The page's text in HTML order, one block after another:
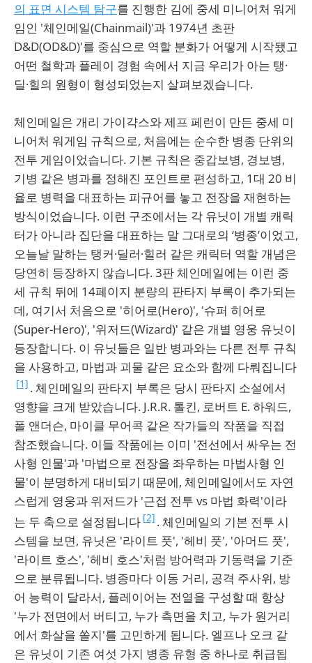
의 표면 시스템 탐구를 진행한 김에 중세 미니어처 워게
임인 '체인메일(Chainmail)'과 1974년 초판
D&D(OD&D)'를 중심으로 역할 분화가 어떻게 시작됐고
어떤 철학과 플레이 경험 속에서 지금 우리가 아는 탱·
딜·힐의 원형이 형성되었는지 살펴보겠습니다.
체인메일은 개리 가이갹스와 제프 페런이 만든 중세 미
니어처 워게임 규칙으로, 처음에는 순수한 병종 단위의
전투 게임이었습니다. 기본 규칙은 중갑보병, 경보병,
기병 같은 병과를 정해진 포인트로 편성하고, 1대 20 비
율로 병력을 대표하는 피규어를 놓고 전장을 재현하는
방식이었습니다. 이런 구조에서는 각 유닛이 개별 캐릭
터가 아니라 집단을 대표하는 말 그대로의 ‘병종’이었고,
오늘날 말하는 탱커·딜러·힐러 같은 캐릭터 역할 개념은
당연히 등장하지 않습니다. 3판 체인메일에는 이런 중
세 규칙 뒤에 14페이지 분량의 판타지 부록이 추가되는
데, 여기서 처음으로 '히어로(Hero)', '슈퍼 히어로
(Super-Hero)', '위저드(Wizard)' 같은 개별 영웅 유닛이
등장합니다. 이 유닛들은 일반 병과와는 다른 전투 규칙
을 사용하고, 마법과 괴물 같은 요소와 함께 다뤄집니다
[1] . 체인메일의 판타지 부록은 당시 판타지 소설에서
영향을 크게 받았습니다. J.R.R. 톨킨, 로버트 E. 하워드,
폴 앤더슨, 마이클 무어콕 같은 작가들의 작품을 직접
참조했습니다. 이들 작품에는 이미 '전선에서 싸우는 전
사형 인물'과 '마법으로 전장을 좌우하는 마법사형 인
물'이 분명하게 대비되기 때문에, 체인메일에서도 자연
스럽게 영웅과 위저드가 '근접 전투 vs 마법 화력'이라
는 두 축으로 설정됩니다 [2] . 체인메일의 기본 전투 시
스템을 보면, 유닛은 '라이트 풋', '헤비 풋', '아머드 풋',
'라이트 호스', '헤비 호스'처럼 방어력과 기동력을 기준
으로 분류됩니다. 병종마다 이동 거리, 공격 주사위, 방
어 능력이 달라서, 플레이어는 전열을 구성할 때 항상
'누가 전면에서 버티고, 누가 측면을 치고, 누가 원거리
에서 화살을 쏠지'를 고민하게 됩니다. 엘프나 오크 같
은 유닛이 기존 여섯 가지 병종 유형 중 하나로 취급됩